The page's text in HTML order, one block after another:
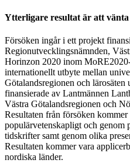
Ytterligare resultat är att vänta
Försöken ingår i ett projekt
Regionutvecklingsnämnden,
Horinzon 2020 inom
internationellt utbyte mellan
Götalandsregionen och lärosäten
finansierade av Lantmännen
Västra Götalandsregionen och
Resultaten från försöken kommer
populärvetenskapligt och genom
tidskrifter samt genom olika
Resultaten kommer vara
nordiska länder.